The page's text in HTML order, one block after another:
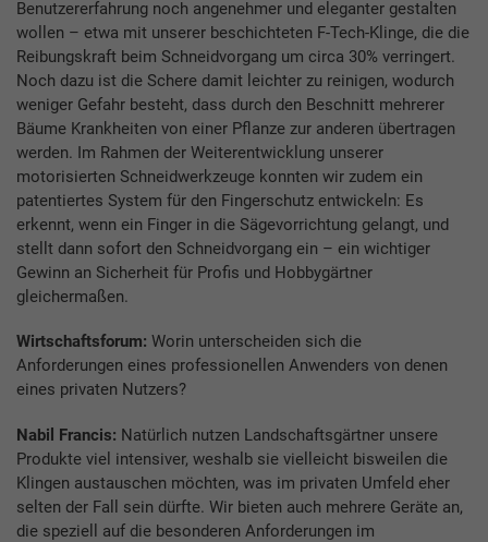
Benutzererfahrung noch angenehmer und eleganter gestalten
wollen – etwa mit unserer beschichteten F-Tech-Klinge, die die
Reibungskraft beim Schneidvorgang um circa 30% verringert.
Noch dazu ist die Schere damit leichter zu reinigen, wodurch
weniger Gefahr besteht, dass durch den Beschnitt mehrerer
Bäume Krankheiten von einer Pflanze zur anderen übertragen
werden. Im Rahmen der Weiterentwicklung unserer
motorisierten Schneidwerkzeuge konnten wir zudem ein
patentiertes System für den Fingerschutz entwickeln: Es
erkennt, wenn ein Finger in die Sägevorrichtung gelangt, und
stellt dann sofort den Schneidvorgang ein – ein wichtiger
Gewinn an Sicherheit für Profis und Hobbygärtner
gleichermaßen.
Wirtschaftsforum: Worin unterscheiden sich die
Anforderungen eines professionellen Anwenders von denen
eines privaten Nutzers?
Nabil Francis: Natürlich nutzen Landschaftsgärtner unsere
Produkte viel intensiver, weshalb sie vielleicht bisweilen die
Klingen austauschen möchten, was im privaten Umfeld eher
selten der Fall sein dürfte. Wir bieten auch mehrere Geräte an,
die speziell auf die besonderen Anforderungen im